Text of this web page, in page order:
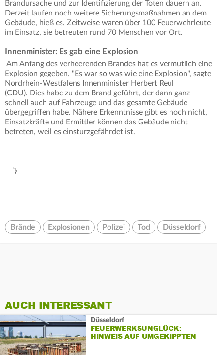
Brandursache und zur Identifizierung der Toten dauern an.
Derzeit laufen noch weitere Sicherungsmaßnahmen an dem
Gebäude, hieß es. Zeitweise waren über 100 Feuerwehrleute
im Einsatz, sie betreuten rund 70 Menschen vor Ort.
Innenminister: Es gab eine Explosion
Am Anfang des verheerenden Brandes hat es vermutlich eine
Explosion gegeben. "Es war so was wie eine Explosion", sagte
Nordrhein-Westfalens Innenminister Herbert Reul
(CDU). Dies habe zu dem Brand geführt, der dann ganz
schnell auch auf Fahrzeuge und das gesamte Gebäude
übergegriffen habe. Nähere Erkenntnisse gibt es noch nicht,
Einsatzkräfte und Ermittler können das Gebäude nicht
betreten, weil es einsturzgefährdet ist.
Brände Explosionen Polizei Tod Düsseldorf
AUCH INTERESSANT
Düsseldorf
FEUERWERKSUNGLÜCK:
HINWEIS AUF UMGEKIPPTEN